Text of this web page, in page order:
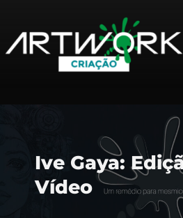
para
Ive Gaya:
Vídeo